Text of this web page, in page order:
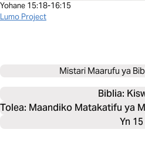
Yohane 15:18-16:15
Lumo Project
Mistari Maarufu ya
Biblia:
Tolea: Maandiko Matakatifu ya
Yn 15